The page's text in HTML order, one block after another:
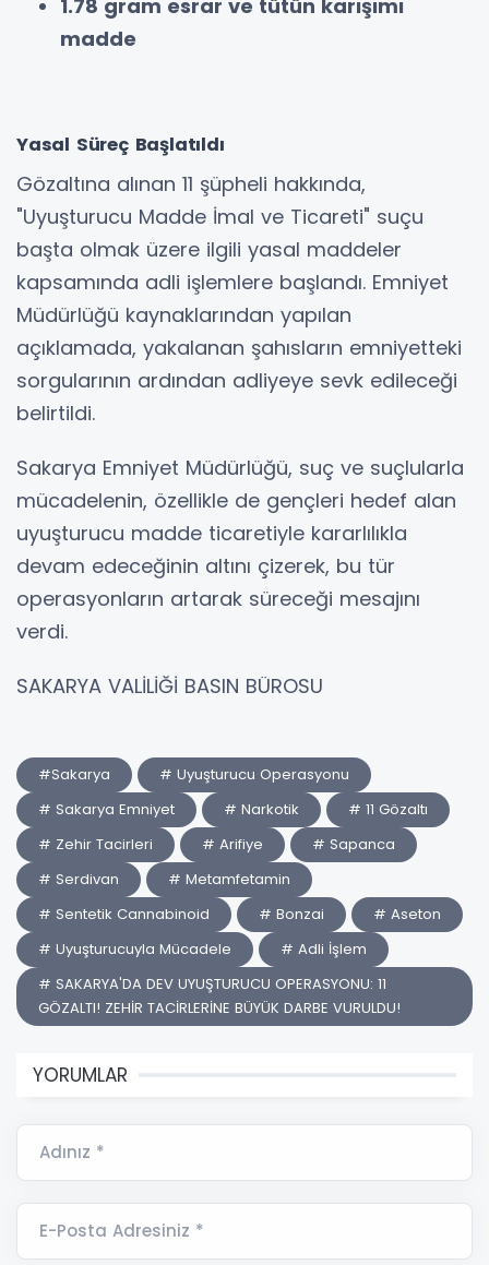
1.78 gram esrar ve tütün karışımı
madde
Yasal Süreç Başlatıldı
Gözaltına alınan 11 şüpheli hakkında,
"Uyuşturucu Madde İmal ve Ticareti" suçu
başta olmak üzere ilgili yasal maddeler
kapsamında adli işlemlere başlandı. Emniyet
Müdürlüğü kaynaklarından yapılan
açıklamada, yakalanan şahısların emniyetteki
sorgularının ardından adliyeye sevk edileceği
belirtildi.
Sakarya Emniyet Müdürlüğü, suç ve suçlularla
mücadelenin, özellikle de gençleri hedef alan
uyuşturucu madde ticaretiyle kararlılıkla
devam edeceğinin altını çizerek, bu tür
operasyonların artarak süreceği mesajını
verdi.
SAKARYA VALİLİĞİ BASIN BÜROSU
#Sakarya
# Uyuşturucu Operasyonu
# Sakarya Emniyet
# Narkotik
# 11 Gözaltı
# Zehir Tacirleri
# Arifiye
# Sapanca
# Serdivan
# Metamfetamin
# Sentetik Cannabinoid
# Bonzai
# Aseton
# Uyuşturucuyla Mücadele
# Adli İşlem
# SAKARYA'DA DEV UYUŞTURUCU OPERASYONU: 11
GÖZALTI! ZEHİR TACİRLERİNE BÜYÜK DARBE VURULDU!
YORUMLAR
Adınız *
E-Posta Adresiniz *